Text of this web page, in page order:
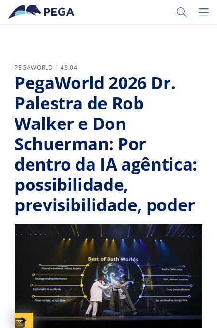
Pular para o conteúdo principal
Toggle
PEGAWORLD | 43:04
PegaWorld 2026 Dr.
Palestra de Rob
Walker e Don
Schuerman: Por
dentro da IA agêntica:
possibilidade,
previsibilidade, poder
Captions available